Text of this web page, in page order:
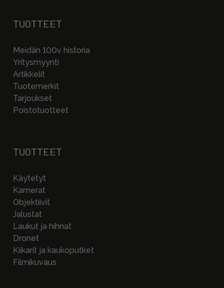
TUOTTEET
Meidän 100v historia
Yritysmyynti
Artikkelit
Tuotemerkit
Tarjoukset
Poistotuotteet
TUOTTEET
Käytetyt
Kamerat
Objektiivit
Jalustat
Laukut ja hihnat
Dronet
Kiikarit ja kaukoputket
Filmikuvaus